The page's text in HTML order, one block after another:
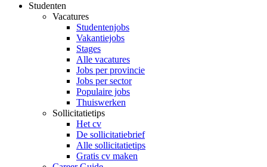
Studenten
Vacatures
Studentenjobs
Vakantiejobs
Stages
Alle vacatures
Jobs per provincie
Jobs per sector
Populaire jobs
Thuiswerken
Sollicitatietips
Het cv
De sollicitatiebrief
Alle sollicitatietips
Gratis cv maken